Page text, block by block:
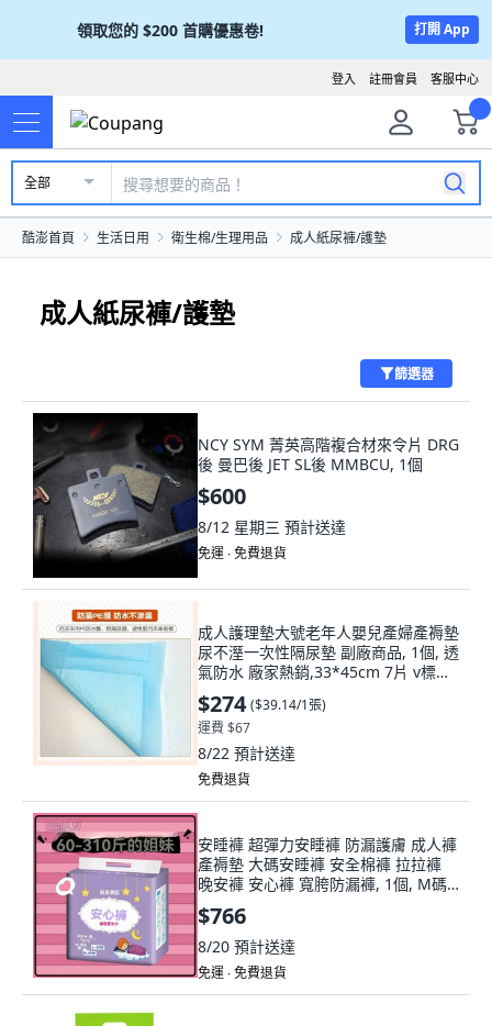
領取您的 $200 首購優惠卷! 打開 App
客服中心
註冊會員
登入
全部
酷澎首頁 生活日用 衛生棉/生理用品 成人紙尿褲/護墊
成人紙尿褲/護墊
篩選器
NCY SYM 菁英高階複合材來令片 DRG
後 曼巴後 JET SL後 MMBCU, 1個
$600
8/12 星期三 預計送達
免運 ∙ 免費退貨
成人護理墊大號老年人嬰兒產婦產褥墊
尿不溼一次性隔尿墊 副廠商品, 1個, 透
氣防水 廠家熱銷,33*45cm 7片 v標厚
型, 33*45cm, 7片
$274 ($39.14/1張)
運費 $67
8/22 預計送達
免費退貨
安睡褲 超彈力安睡褲 防漏護膚 成人褲
產褥墊 大碼安睡褲 安全棉褲 拉拉褲
晚安褲 安心褲 寬胯防漏褲, 1個, M碼
適用60-130斤 ,40條 超彈力聚划算
$766
8/20 預計送達
免運 ∙ 免費退貨